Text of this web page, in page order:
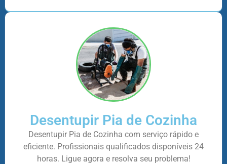
Desentupir Pia de Cozinha
Desentupir Pia de Cozinha com serviço rápido e
eficiente. Profissionais qualificados disponíveis 24
horas. Ligue agora e resolva seu problema!